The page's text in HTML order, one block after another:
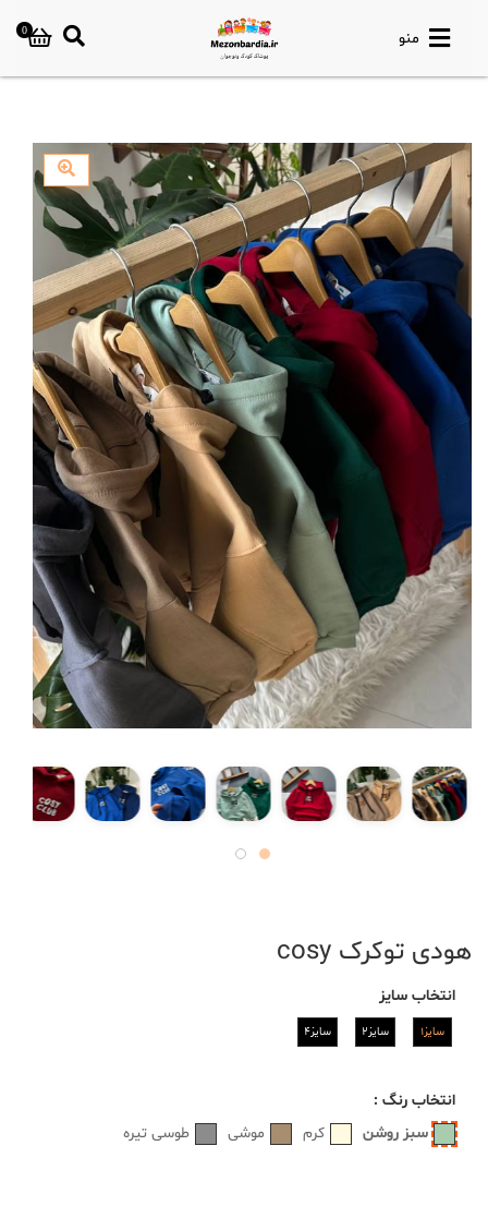
منو 0
هودی توکرک cosy
انتخاب سایز
سایز۱ سایز۲ سایز۴
انتخاب رنگ :
سبز روشن
کرم موشی طوسی تیره